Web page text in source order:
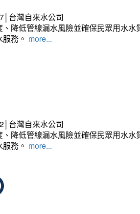
台灣自來水公司
降低管線漏水風險並確保民眾用水
務。 more...
台灣自來水公司
降低管線漏水風險並確保民眾用水
務。 more...